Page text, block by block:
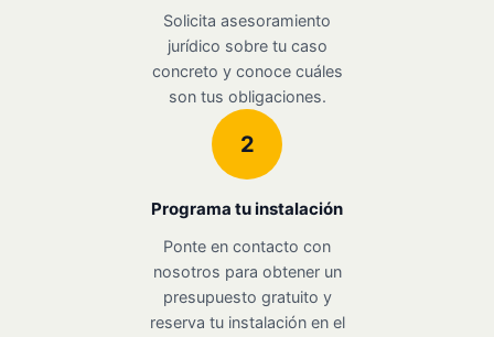
Solicita asesoramiento
jurídico sobre tu caso
concreto y conoce cuáles
son tus obligaciones.
2
Programa tu instalación
Ponte en contacto con
nosotros para obtener un
presupuesto gratuito y
reserva tu instalación en el